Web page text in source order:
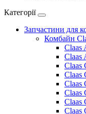
Категорії
Запчастини для
Комбайн
Claas
Claas
Claas
Claas
Claas
Claas
Claas
Claas